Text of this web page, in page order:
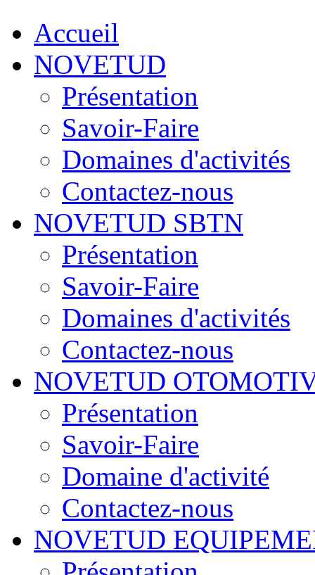
Accueil
NOVETUD
Présentation
Savoir-Faire
Domaines d'activités
Contactez-nous
NOVETUD SBTN
Présentation
Savoir-Faire
Domaines d'activités
Contactez-nous
NOVETUD
Présentation
Savoir-Faire
Domaine d'activité
Contactez-nous
NOVETUD